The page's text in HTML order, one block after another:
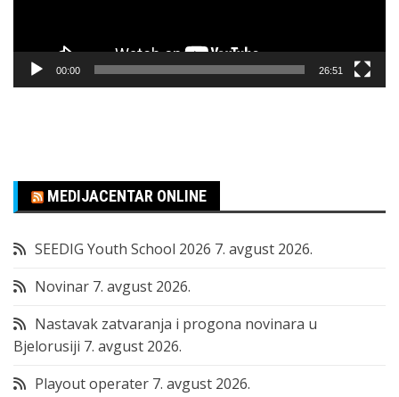
00:00 26:51
MEDIJACENTAR ONLINE
SEEDIG Youth School 2026 7. avgust 2026.
Novinar 7. avgust 2026.
Nastavak zatvaranja i progona novinara u
Bjelorusiji 7. avgust 2026.
Playout operater 7. avgust 2026.